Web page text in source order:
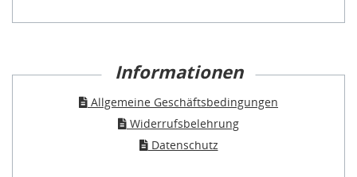
Informationen
Allgemeine Geschäftsbedingungen
Widerrufsbelehrung
Datenschutz